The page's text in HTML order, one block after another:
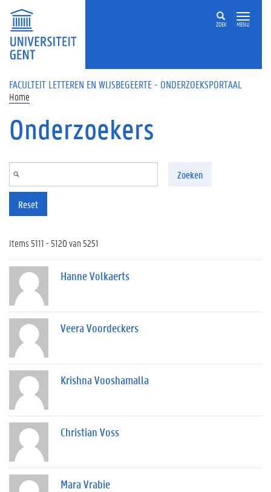
Overslaan en naar de inhoud gaan
ZOEK MENU
FACULTEIT LETTEREN EN WIJSBEGEERTE - ONDERZOEKSPORTAAL
Home
Onderzoekers
Zoeken
Reset
Items 5111 - 5120 van 5251
Hanne Volkaerts
Veera Voordeckers
Krishna Vooshamalla
Christian Voss
Mara Vrabie